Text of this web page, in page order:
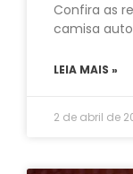
Confira as
camisa
LEIA MAIS »
2 de abril de